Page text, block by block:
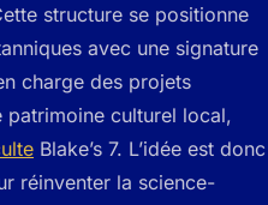
structure se positionne
avec une signature
charge des projets
patrimoine culturel local,
Blake’s 7. L’idée est donc
réinventer la science-